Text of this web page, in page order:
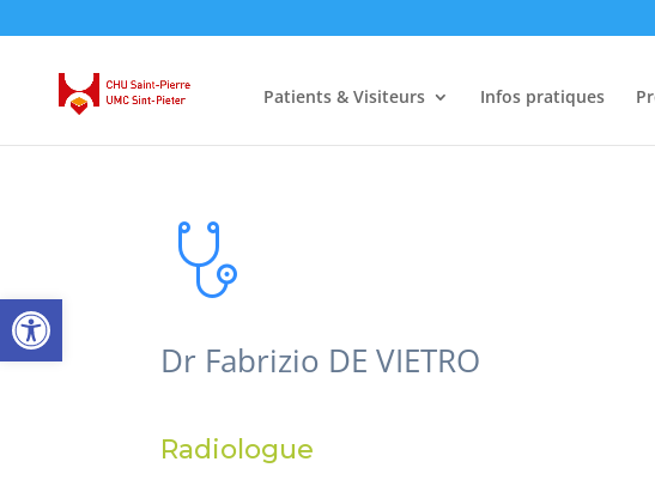
Ouvrir la barre d’outils
Patients & Visiteurs Infos pratiques
Dr Fabrizio DE VIETRO
Radiologue